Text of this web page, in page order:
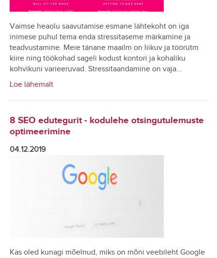
Vaimse heaolu saavutamise esmane lähtekoht on iga
inimese puhul tema enda stressitaseme märkamine ja
teadvustamine. Meie tänane maailm on liikuv ja töörütm
kiire ning töökohad sageli kodust kontori ja kohaliku
kohvikuni varieeruvad. Stressitaandamine on vaja...
Loe lähemalt
8 SEO edutegurit - kodulehe otsingutulemuste
optimeerimine
04.12.2019
Kas oled kunagi mõelnud, miks on mõni veebileht Google